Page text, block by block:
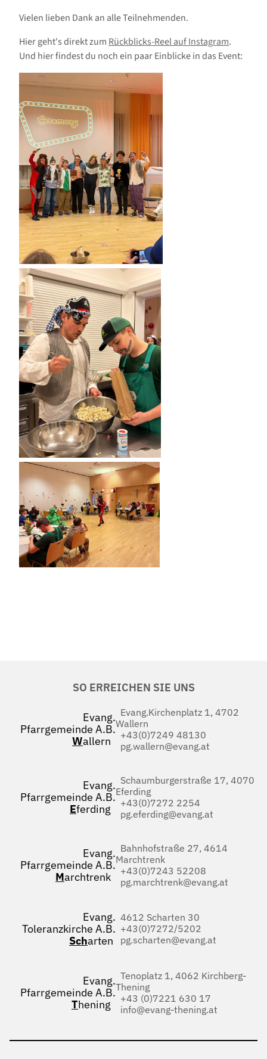
Vielen lieben Dank an alle Teilnehmenden.
Hier geht's direkt zum Rückblicks-Reel auf Instagram.
Und hier findest du noch ein paar Einblicke in das Event:
SO ERREICHEN SIE UNS
Evang.
Pfarrgemeinde A.B.
Wallern
Evang.Kirchenplatz 1, 4702
Wallern
+43(0)7249 48130
pg.wallern@evang.at
Evang.
Pfarrgemeinde A.B.
Eferding
Schaumburgerstraße 17, 4070
Eferding
+43(0)7272 2254
pg.eferding@evang.at
Evang.
Pfarrgemeinde A.B.
Marchtrenk
Bahnhofstraße 27, 4614
Marchtrenk
+43(0)7243 52208
pg.marchtrenk@evang.at
Evang.
Toleranzkirche A.B.
Scharten
4612 Scharten 30
+43(0)7272/5202
pg.scharten@evang.at
Evang.
Pfarrgemeinde A.B.
Thening
Tenoplatz 1, 4062 Kirchberg-
Thening
+43 (0)7221 630 17
info@evang-thening.at